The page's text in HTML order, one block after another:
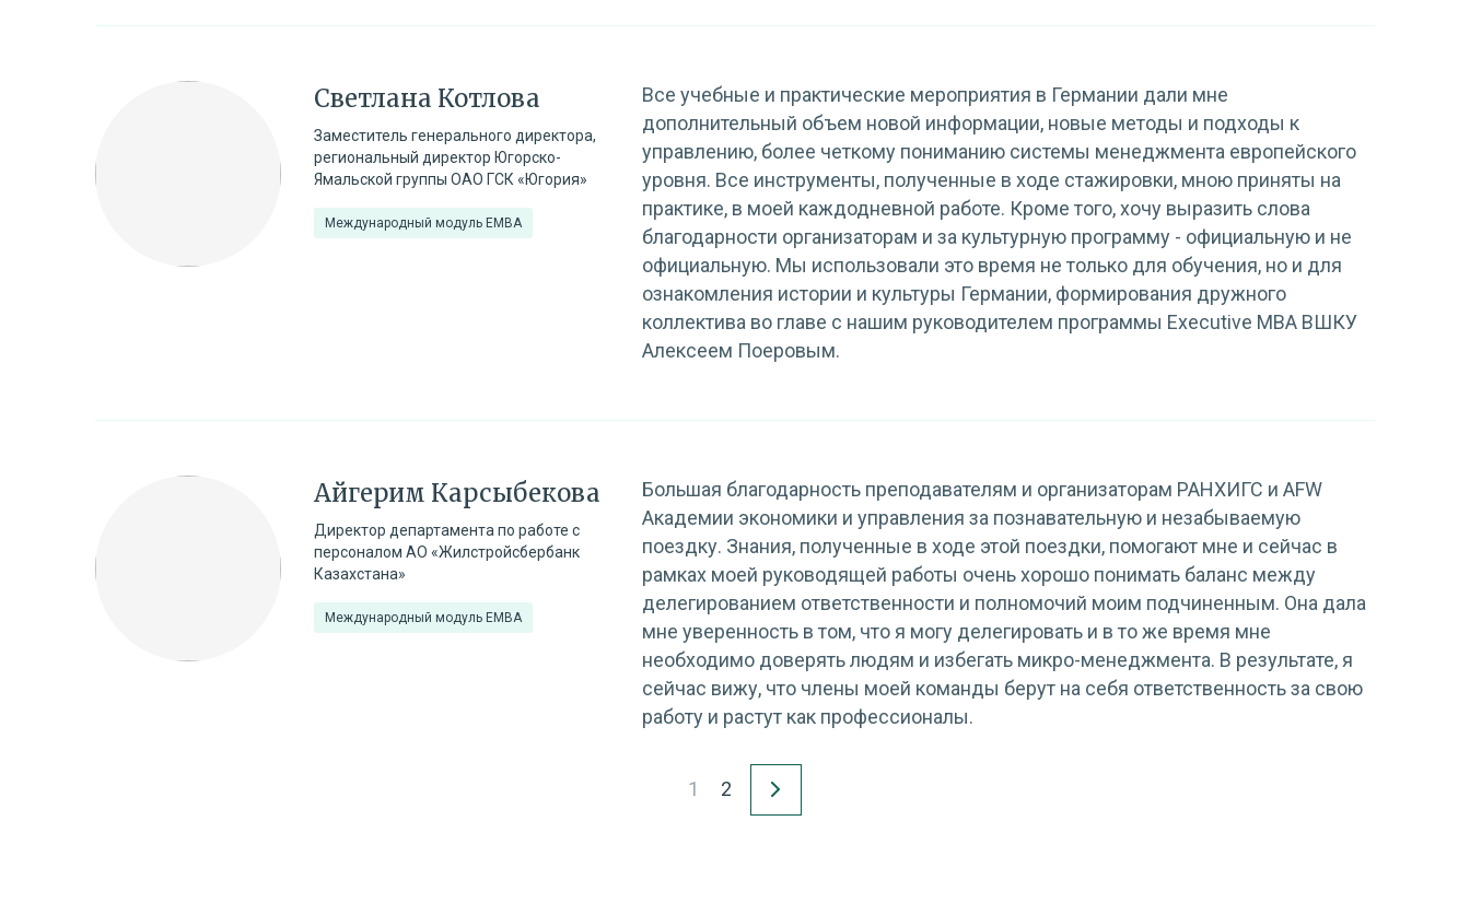
Светлана Котлова
Заместитель генерального директора,
региональный директор Югорско-
Ямальской группы ОАО ГСК «Югория»
Международный модуль EMBA
Все учебные и практические мероприятия в Германии дали мне
дополнительный объем новой информации, новые методы и подходы к
управлению, более четкому пониманию системы менеджмента европейского
уровня. Все инструменты, полученные в ходе стажировки, мною приняты на
практике, в моей каждодневной работе. Кроме того, хочу выразить слова
благодарности организаторам и за культурную программу - официальную и не
официальную. Мы использовали это время не только для обучения, но и для
ознакомления истории и культуры Германии, формирования дружного
коллектива во главе с нашим руководителем программы Executive MBA ВШКУ
Алексеем Поеровым.
Айгерим Карсыбекова
Директор департамента по работе с
персоналом АО «Жилстройсбербанк
Казахстана»
Международный модуль EMBA
Большая благодарность преподавателям и организаторам РАНХИГС и AFW
Академии экономики и управления за познавательную и незабываемую
поездку. Знания, полученные в ходе этой поездки, помогают мне и сейчас в
рамках моей руководящей работы очень хорошо понимать баланс между
делегированием ответственности и полномочий моим подчиненным. Она дала
мне уверенность в том, что я могу делегировать и в то же время мне
необходимо доверять людям и избегать микро-менеджмента. В результате, я
сейчас вижу, что члены моей команды берут на себя ответственность за свою
работу и растут как профессионалы.
1 2